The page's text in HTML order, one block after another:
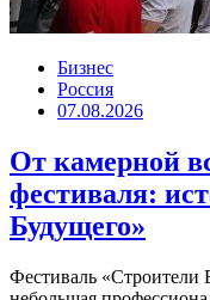
Бизнес
Россия
07.08.2026
От камерной
фестиваля:
Будущего»
Фестиваль «Строители